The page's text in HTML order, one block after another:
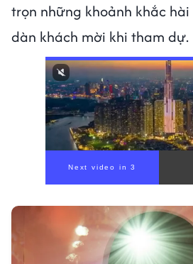
trọn những khoảnh khắc
dàn khách mời khi tham dự.